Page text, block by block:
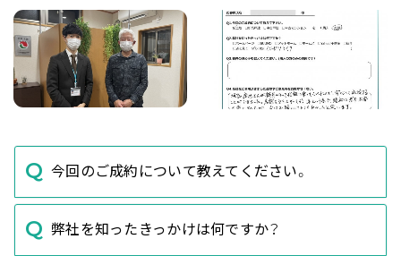
今回のご成約について教えてください。
弊社を知ったきっかけは何ですか？